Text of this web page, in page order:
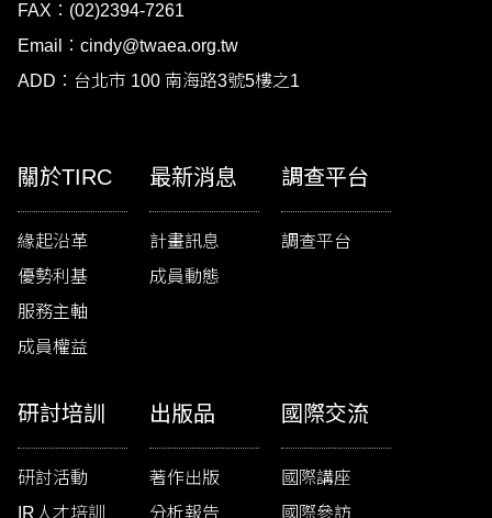
FAX：(02)2394-7261
Email：cindy@twaea.org.tw
ADD：台北市 100 南海路3號5樓之1
關於TIRC
緣起沿革
優勢利基
服務主軸
成員權益
最新消息
計畫訊息
成員動態
調查平台
調查平台
研討培訓
研討活動
IR人才培訓
出版品
著作出版
分析報告
國際交流
國際講座
國際參訪